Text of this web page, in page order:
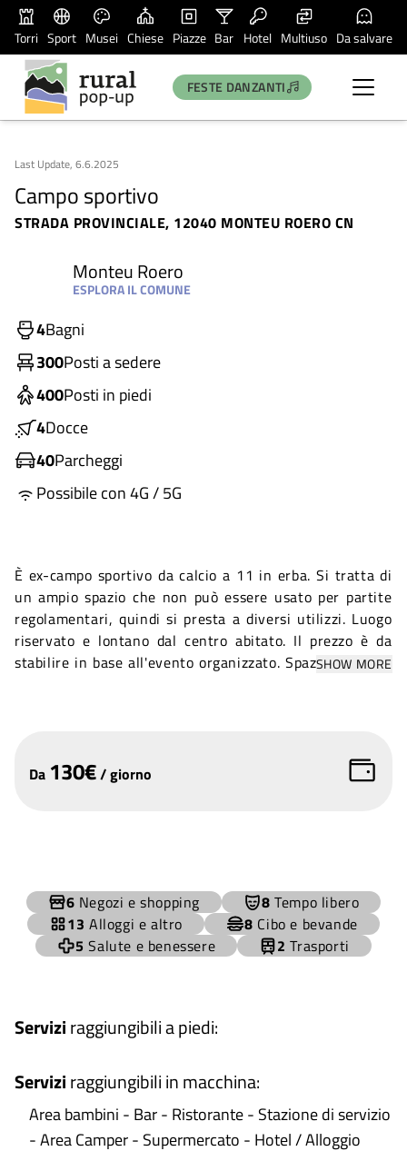
Torri Sport Musei Chiese Piazze Bar Hotel Multiuso Da salvare
FESTE DANZANTI
Last Update, 6.6.2025
Campo sportivo
STRADA PROVINCIALE, 12040 MONTEU ROERO CN
Monteu Roero
ESPLORA IL COMUNE
4Bagni
300Posti a sedere
400Posti in piedi
4Docce
40Parcheggi
Possibile con 4G / 5G
È ex-campo sportivo da calcio a 11 in erba. Si tratta di
un ampio spazio che non può essere usato per partite
regolamentari, quindi si presta a diversi utilizzi. Luogo
riservato e lontano dal centro abitato. Il prezzo è da
stabilire in base all'evento organizzato. Spazio preposto
SHOW MORE
Da 130€/giorno
+
−
6 Negozi e shopping 8 Tempo libero
13 Alloggi e altro 8 Cibo e bevande
5 Salute e benessere 2 Trasporti
Serviziraggiungibili a piedi:
Serviziraggiungibili in macchina:
Area bambini - Bar - Ristorante - Stazione di servizio
- Area Camper - Supermercato - Hotel / Alloggio